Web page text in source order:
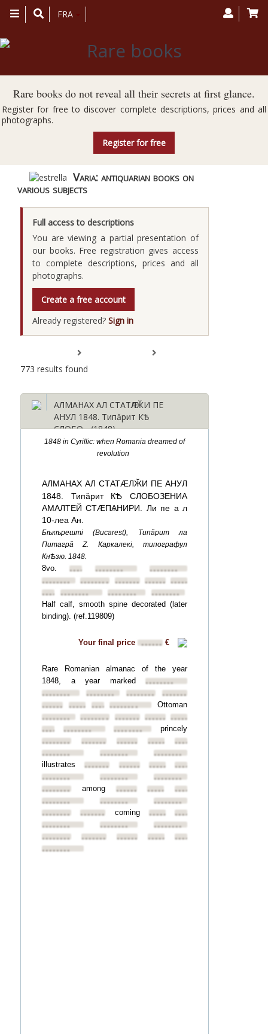
Toggle
navigation
FRA
Rare books do not reveal all their secrets at first glance.
Register for free to discover complete descriptions, prices and all
photographs.
Register for free
Varia: antiquarian books on
various subjects
Full access to descriptions
You are viewing a partial presentation of
our books. Free registration gives access
to complete descriptions, prices and all
photographs.
Create a free account
Already registered? Sign in
773 results found
АЛМАНАХ АЛ СТАТӔЛӁИ ПЕ
АНУЛ 1848. Типăрит КѢ
СЛОБО... (1848)
1848 in Cyrillic: when Romania dreamed of
revolution
АЛМАНАХ АЛ СТАТӔЛӁИ ПЕ АНУЛ
1848. Типăрит КѢ СЛОБОЗЕНИА
АМАЛТЕЙ СТӔПѦНИРИ. Ли пe а л
10-леа Ан.
Бѣкѣрешті (Bucarest), Типăрит ла
Питагрă Z. Каркалекі, типографул
КнѢзю. 1848.
8vo.••••••••••••••••
••••••••
••••••••
•••••••• •••••••• ••••••••••••••••
•••••••••••••••• ••••••••
••••••••
Half calf, smooth spine decorated (later
binding). (ref.119809)
Your final price •••••• €
Rare Romanian almanac of the year
1848, a year marked ••••••••
••••••••
•••••••• ••••••••
••••••••
••••••••••••••••••••••••••••••••
Ottoman
••••••••
•••••••• •••••••• ••••••••••••••••
•••••••••••••••• ••••••••
princely
••••••••
•••••••• •••••••• ••••••••••••••••
••••••••
••••••••
••••••••
illustrates•••••••• •••••••• ••••••••••••••••
••••••••
••••••••
••••••••
•••••••• among •••••••• ••••••••••••••••
••••••••
••••••••
••••••••
••••••••
•••••••• coming ••••••••••••••••
••••••••
••••••••
••••••••
••••••••
•••••••• •••••••• ••••••••••••••••
••••••••